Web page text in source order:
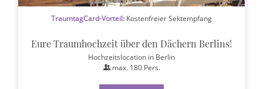
TraumtagCard-Vorteil: Kostenfreier Sektempfang
Eure Traumhochzeit über den Dächern Berlins!
Hochzeitslocation in Berlin
max. 180Pers.